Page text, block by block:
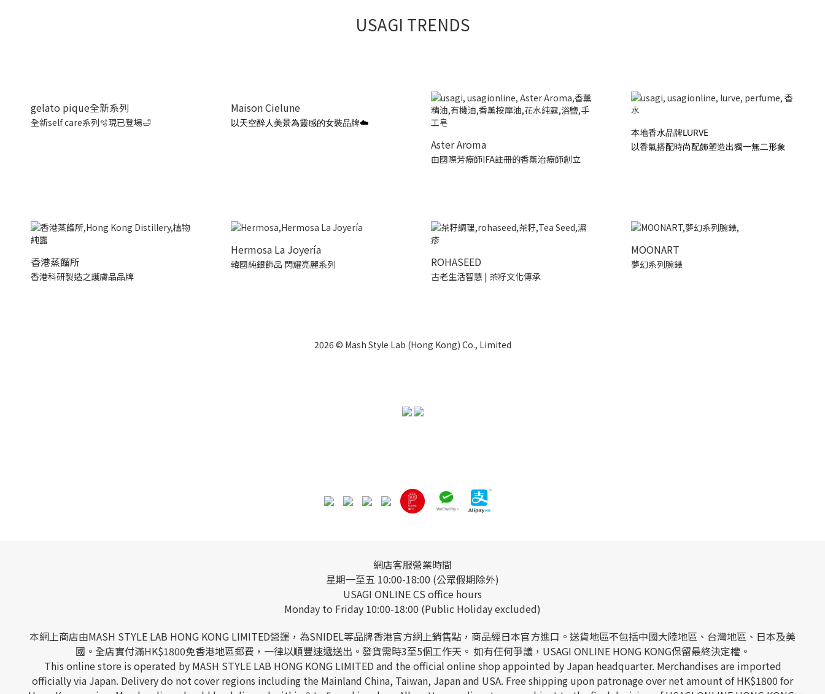
USAGI TRENDS
gelato pique全新系列
全新self care系列🫧現已登場🛁
Maison Cielune
以天空醉人美景為靈感的女裝品牌☁️
Aster Aroma
由國際芳療師IFA註冊的香薰治療師創立
本地香水品牌LURVE
以香氣搭配時尚配飾塑造出獨一無二形象
香港蒸餾所
香港科研製造之護膚品品牌
Hermosa La Joyería
韓國純銀飾品 閃耀亮麗系列 ROHASEED
古老生活智慧 | 茶籽文化傳承
MOONART
夢幻系列腕錶
2026 © Mash Style Lab (Hong Kong) Co., Limited
網店客服營業時間
星期一至五 10:00-18:00 (公眾假期除外)
USAGI ONLINE CS office hours
Monday to Friday 10:00-18:00 (Public Holiday excluded)
本網上商店由MASH STYLE LAB HONG KONG LIMITED營運，為SNIDEL等品牌香港官方網上銷售點，商品經日本官方進口。送貨地區不包括中國大陸地區、台灣地區、日本及美
國。全店實付滿HK$1800免香港地區郵費，一律以順豐速遞送出。發貨需時3至5個工作天。 如有任何爭議，USAGI ONLINE HONG KONG保留最終決定權。
This online store is operated by MASH STYLE LAB HONG KONG LIMITED and the official online shop appointed by Japan headquarter. Merchandises are imported
officially via Japan. Delivery do not cover regions including the Mainland China, Taiwan, Japan and USA. Free shipping upon patronage over net amount of HK$1800 for